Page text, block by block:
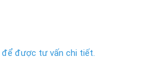
để được tư vấn chi tiết.